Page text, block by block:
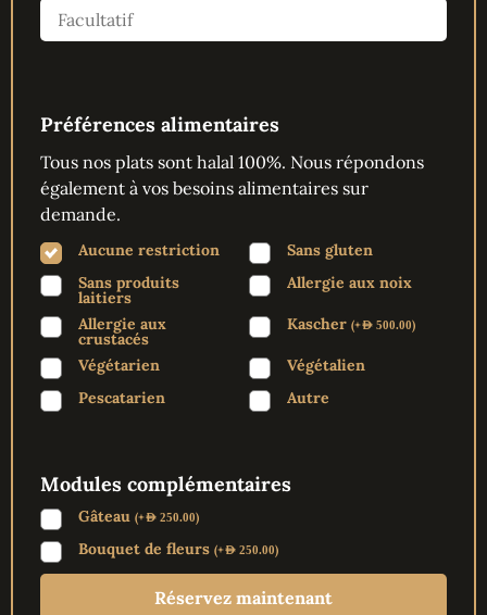
Préférences alimentaires
Tous nos plats sont halal 100%. Nous répondons
également à vos besoins alimentaires sur
demande.
Aucune restriction
Sans gluten
Sans produits
laitiers
Allergie aux noix
Allergie aux
crustacés
Kascher (+AED 500.00)
Végétarien
Végétalien
Pescatarien
Autre
Modules complémentaires
Gâteau (+AED 250.00)
Bouquet de fleurs (+AED 250.00)
Réservez maintenant